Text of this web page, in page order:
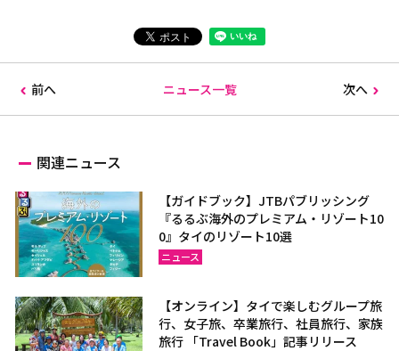
前へ ニュース一覧 次へ
関連ニュース
【ガイドブック】JTBパブリッシング
『るるぶ海外のプレミアム・リゾート10
0』タイのリゾート10選
ニュース
【オンライン】タイで楽しむグループ旅
行、女子旅、卒業旅行、社員旅行、家族
旅行 「Travel Book」記事リリース